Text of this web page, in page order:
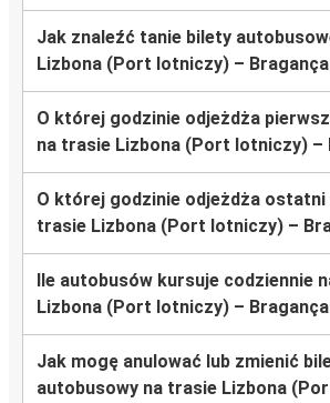
Jak znaleźć tanie bilety
Lizbona (Port lotniczy) –
O której godzinie odjeżdża
na trasie Lizbona (Port lotniczy) –
O której godzinie odjeżdża ostatni
trasie Lizbona (Port lotniczy) –
Ile autobusów kursuje codziennie
Lizbona (Port lotniczy) –
Jak mogę anulować lub zmienić
autobusowy na trasie Lizbona